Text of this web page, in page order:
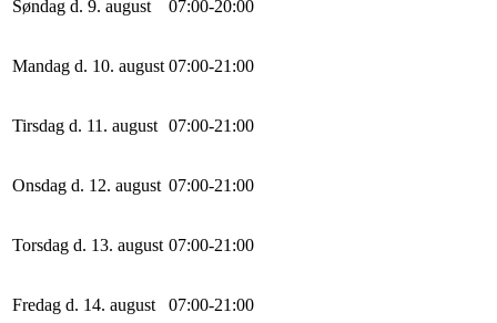
Søndag d. 9. august 07:00-20:00
Mandag d. 10. august 07:00-21 :00
Tirsdag d. 11. august 07:00-21 :00
Onsdag d. 12. august 07:00-21 :00
Torsdag d. 13. august 07:00-21 :00
Fredag d. 14. august 07:00-21 :00